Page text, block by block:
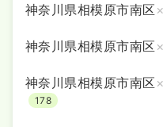
神奈川県相模原市南区 ×
神奈川県相模原市南区
神奈川県相模原市南区
178